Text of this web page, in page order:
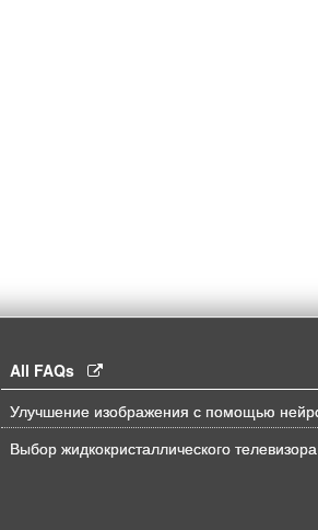
All FAQs
Выбор жидкокристаллического телевизора